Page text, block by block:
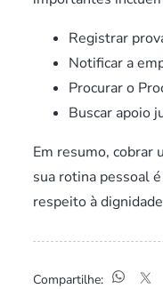
Registrar
Notificar a
Procurar o
Buscar apoio
Em resumo, cobrar
sua rotina pessoal
respeito à
Compartilhe: